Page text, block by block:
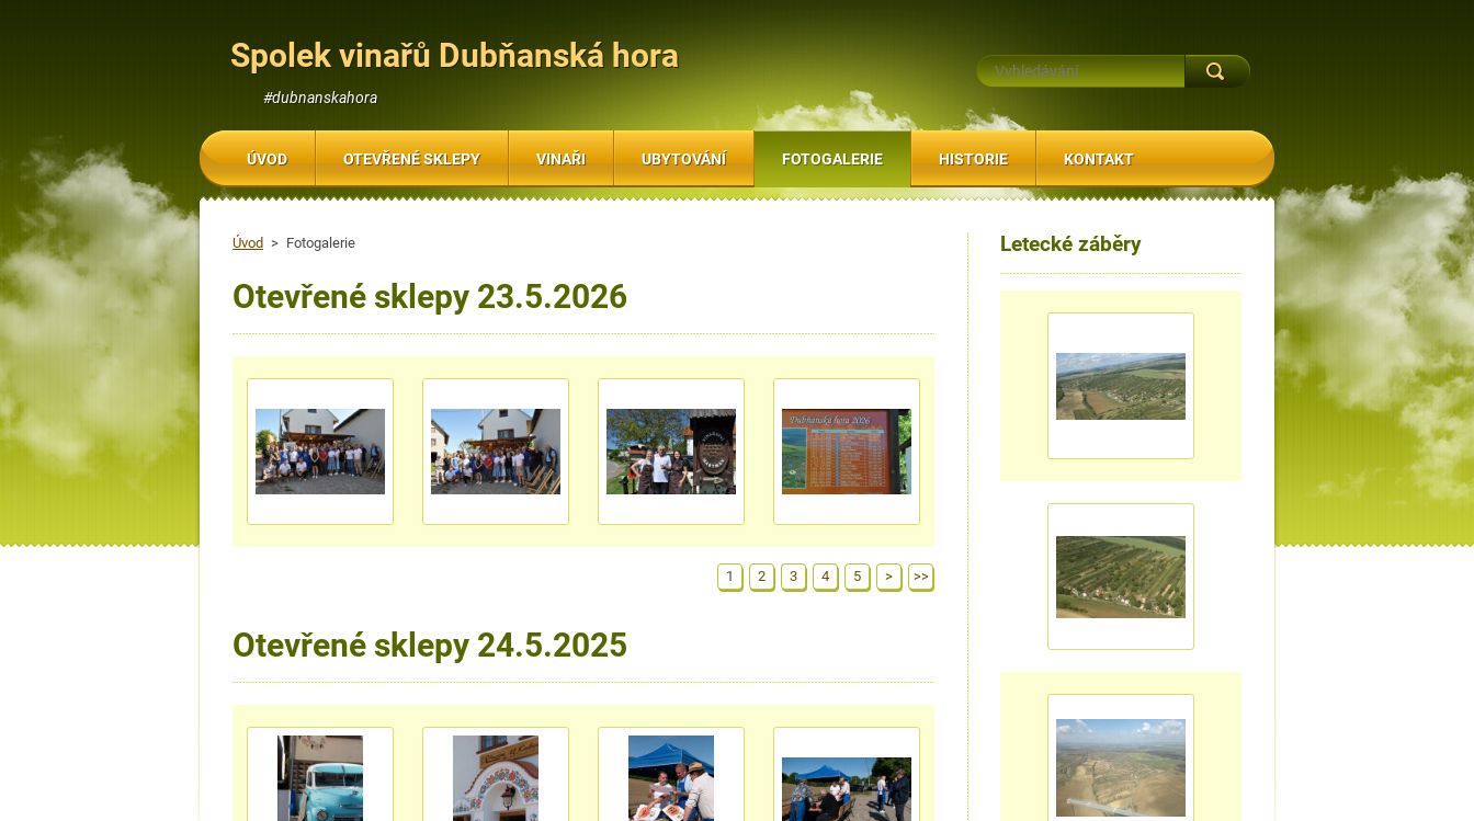
Spolek vinařů Dubňanská hora
#dubnanskahora
Úvod > Fotogalerie
Otevřené sklepy 23.5.2026
1 2 3 4 5 > >>
Otevřené sklepy 24.5.2025
Letecké záběry
ÚVOD OTEVŘENÉ SKLEPY VINAŘI UBYTOVÁNÍ FOTOGALERIE HISTORIE KONTAKT